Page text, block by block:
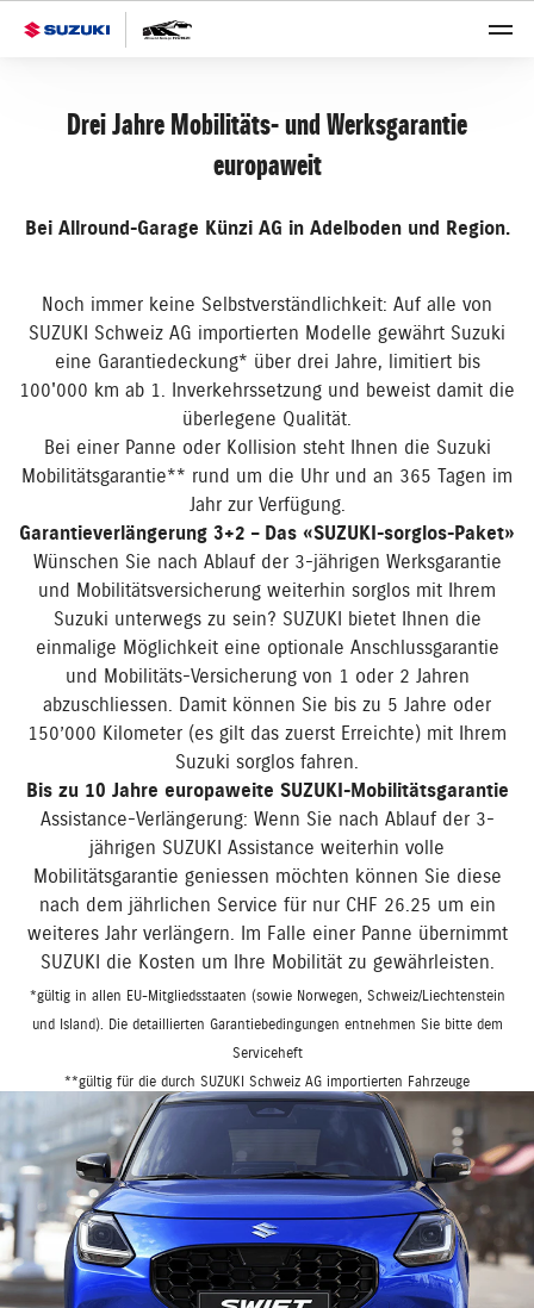
Drei Jahre Mobilitäts- und Werksgarantie
europaweit
Bei Allround-Garage Künzi AG in Adelboden und Region.
Noch immer keine Selbstverständlichkeit: Auf alle von
SUZUKI Schweiz AG importierten Modelle gewährt Suzuki
eine Garantiedeckung* über drei Jahre, limitiert bis
100'000 km ab 1. Inverkehrssetzung und beweist damit die
überlegene Qualität.
Bei einer Panne oder Kollision steht Ihnen die Suzuki
Mobilitätsgarantie** rund um die Uhr und an 365 Tagen im
Jahr zur Verfügung.
Garantieverlängerung 3+2 – Das «SUZUKI-sorglos-Paket»
Wünschen Sie nach Ablauf der 3-jährigen Werksgarantie
und Mobilitätsversicherung weiterhin sorglos mit Ihrem
Suzuki unterwegs zu sein? SUZUKI bietet Ihnen die
einmalige Möglichkeit eine optionale Anschlussgarantie
und Mobilitäts-Versicherung von 1 oder 2 Jahren
abzuschliessen. Damit können Sie bis zu 5 Jahre oder
150’000 Kilometer (es gilt das zuerst Erreichte) mit Ihrem
Suzuki sorglos fahren.
Bis zu 10 Jahre europaweite SUZUKI-Mobilitätsgarantie
Assistance-Verlängerung: Wenn Sie nach Ablauf der 3-
jährigen SUZUKI Assistance weiterhin volle
Mobilitätsgarantie geniessen möchten können Sie diese
nach dem jährlichen Service für nur CHF 26.25 um ein
weiteres Jahr verlängern. Im Falle einer Panne übernimmt
SUZUKI die Kosten um Ihre Mobilität zu gewährleisten.
*gültig in allen EU-Mitgliedsstaaten (sowie Norwegen, Schweiz/Liechtenstein
und Island). Die detaillierten Garantiebedingungen entnehmen Sie bitte dem
Serviceheft
**gültig für die durch SUZUKI Schweiz AG importierten Fahrzeuge